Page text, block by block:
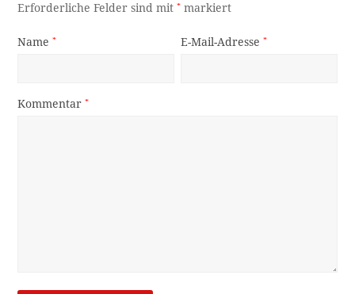
Erforderliche Felder sind mit* markiert
Name* E-Mail-Adresse*
Kommentar*